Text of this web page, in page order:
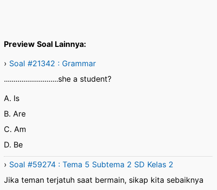
Preview Soal Lainnya:
› Soal #21342 : Grammar
............................she a student?
A. Is
B. Are
C. Am
D. Be
› Soal #59274 : Tema 5 Subtema 2 SD Kelas 2
Jika teman terjatuh saat bermain, sikap kita sebaiknya